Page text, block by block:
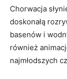
Chorwacja‍
⁤doskonałą
basenów‌ i
również
najmłodszych